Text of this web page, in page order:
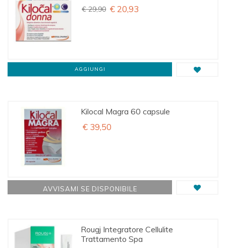
€ 29,90 € 20,93
AGGIUNGI
Kilocal Magra 60 capsule
€ 39,50
AVVISAMI SE DISPONIBILE
Rougj Integratore Cellulite
Trattamento Spa